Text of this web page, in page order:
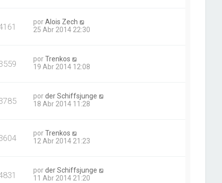
porAlois Zech
25 Abr 2014 22:30
porTrenkos
19 Abr 2014 12:08
porder Schiffsjunge
18 Abr 2014 11:28
porTrenkos
12 Abr 2014 21:23
porder Schiffsjunge
11 Abr 2014 21:20